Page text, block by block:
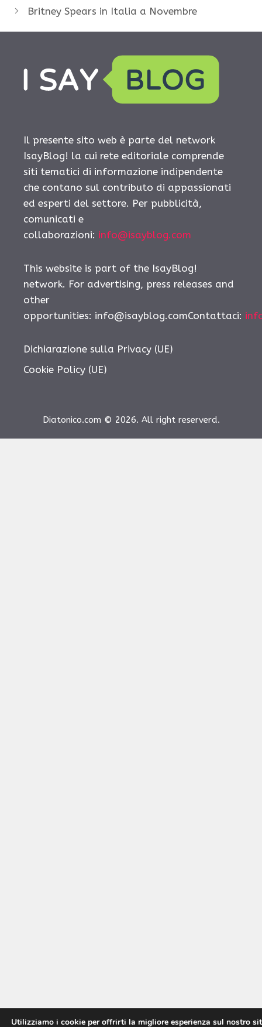
Britney Spears in Italia a Novembre
Il presente sito web è parte del network
IsayBlog! la cui rete editoriale comprende
siti tematici di informazione indipendente
che contano sul contributo di appassionati
ed esperti del settore. Per pubblicità,
comunicati e
collaborazioni: info@isayblog.com
This website is part of the IsayBlog!
network. For advertising, press releases and
other
opportunities: info@isayblog.comContattaci:
Dichiarazione sulla Privacy (UE)
Cookie Policy (UE)
Diatonico.com © 2026. All right reserverd.
Utilizziamo i cookie per offrirti la migliore esperienza sul nostro